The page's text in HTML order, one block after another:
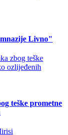
Livno"
teške prometne